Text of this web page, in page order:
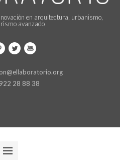
en arquitectura, urbanismo,
avanzado
28 88 38